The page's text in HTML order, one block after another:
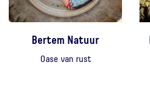
Bertem Natuur
Oase van rust